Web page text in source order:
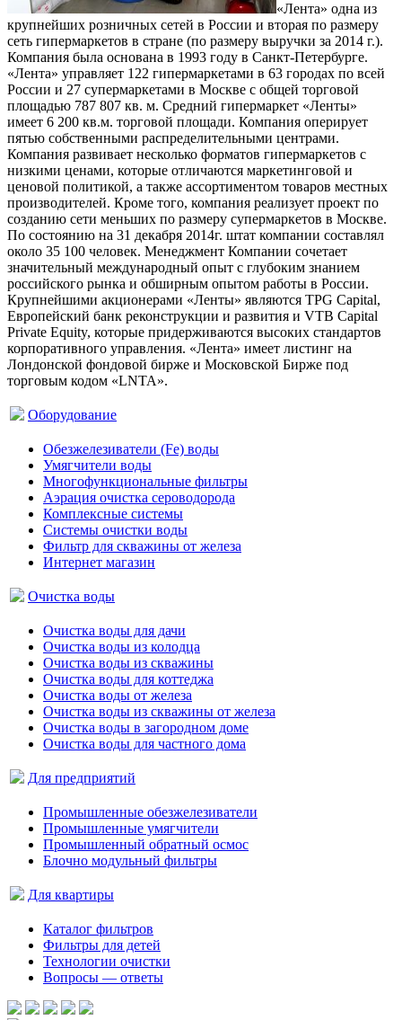
«Лента» одна из
крупнейших розничных сетей в России и вторая по размеру
сеть гипермаркетов в стране (по размеру выручки за 2014 г.).
Компания была основана в 1993 году в Санкт-Петербурге.
«Лента» управляет 122 гипермаркетами в 63 городах по всей
России и 27 супермаркетами в Москве с общей торговой
площадью 787 807 кв. м. Средний гипермаркет «Ленты»
имеет 6 200 кв.м. торговой площади. Компания оперирует
пятью собственными распределительными центрами.
Компания развивает несколько форматов гипермаркетов с
низкими ценами, которые отличаются маркетинговой и
ценовой политикой, а также ассортиментом товаров местных
производителей. Кроме того, компания реализует проект по
созданию сети меньших по размеру супермаркетов в Москве.
По состоянию на 31 декабря 2014г. штат компании составлял
около 35 100 человек. Менеджмент Компании сочетает
значительный международный опыт с глубоким знанием
российского рынка и обширным опытом работы в России.
Крупнейшими акционерами «Ленты» являются TPG Capital,
Европейский банк реконструкции и развития и VTB Capital
Private Equity, которые придерживаются высоких стандартов
корпоративного управления. «Лента» имеет листинг на
Лондонской фондовой бирже и Московской Бирже под
торговым кодом «LNTA».
Оборудование
Обезжелезиватели (Fe) воды
Умягчители воды
Многофункциональные фильтры
Аэрация очистка сероводорода
Комплексные системы
Системы очистки воды
Фильтр для скважины от железа
Интернет магазин
Очистка воды
Очистка воды для дачи
Очистка воды из колодца
Очистка воды из скважины
Очистка воды для коттеджа
Очистка воды от железа
Очистка воды из скважины от железа
Очистка воды в загородном доме
Очистка воды для частного дома
Для предприятий
Промышленные обезжелезиватели
Промышленные умягчители
Промышленный обратный осмос
Блочно модульный фильтры
Для квартиры
Каталог фильтров
Фильтры для детей
Технологии очистки
Вопросы — ответы